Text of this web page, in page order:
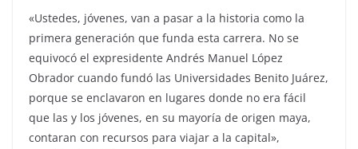
«Ustedes, jóvenes, van a pasar a la historia como la
primera generación que funda esta carrera. No se
equivocó el expresidente Andrés Manuel López
Obrador cuando fundó las Universidades Benito Juárez,
porque se enclavaron en lugares donde no era fácil
que las y los jóvenes, en su mayoría de origen maya,
contaran con recursos para viajar a la capital»,